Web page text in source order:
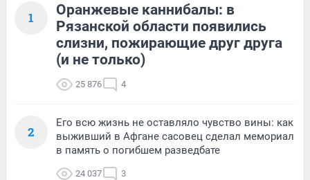
1
Оранжевые каннибалы: в
Рязанской области появились
слизни, пожирающие друг друга
(и не только)
25 876 4
2
Его всю жизнь не оставляло чувство вины: как
выживший в Афгане сасовец сделал мемориал
в память о погибшем разведбате
24 037 3